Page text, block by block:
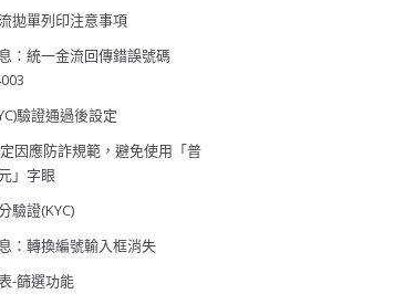
拋單列印注意事項
：統一金流回傳錯誤號碼
驗證通過後設定
因應防詐規範，避免使用「普
」字眼
驗證(KYC)
：轉換編號輸入框消失
-篩選功能